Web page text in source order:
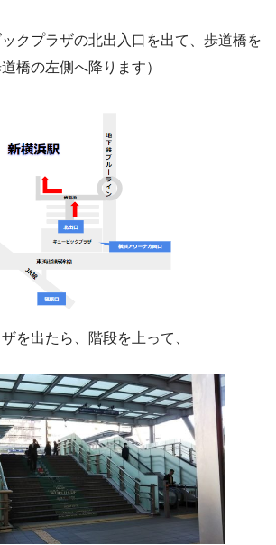
クプラザの北出入口を出て、歩道橋を
橋の左側へ降ります）
を出たら、階段を上って、